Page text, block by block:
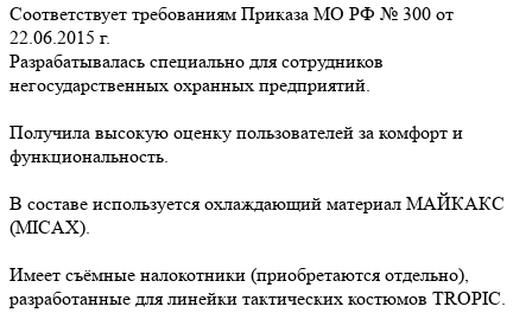
Соответствует требованиям Приказа МО РФ № 300 от
22.06.2015 г.
Разрабатывалась специально для сотрудников
негосударственных охранных предприятий.
Получила высокую оценку пользователей за комфорт и
функциональность.
В составе используется охлаждающий материал МАЙКАКС
(MICAX).
Имеет съёмные налокотники (приобретаются отдельно),
разработанные для линейки тактических костюмов TROPIC.